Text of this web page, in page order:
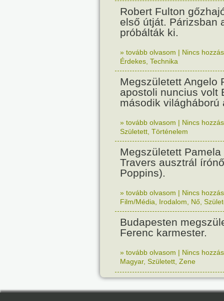
Robert Fulton
első útját. Párizsban
próbálták ki.
» tovább olvasom | Nincs
Érdekes Technika
Megszületett Angelo
apostoli nuncius volt
második világháború
» tovább olvasom | Nincs
Született Történelem
Megszületett Pamela
Travers ausztrál
Poppins).
» tovább olvasom | Nincs
Film/Média
Irodalom Nő
Budapesten
Ferenc karmester.
» tovább olvasom | Nincs
Magyar, Született Zene